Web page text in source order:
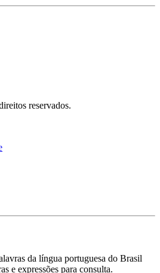
reservados.
da língua portuguesa do Brasil
e expressões para consulta.